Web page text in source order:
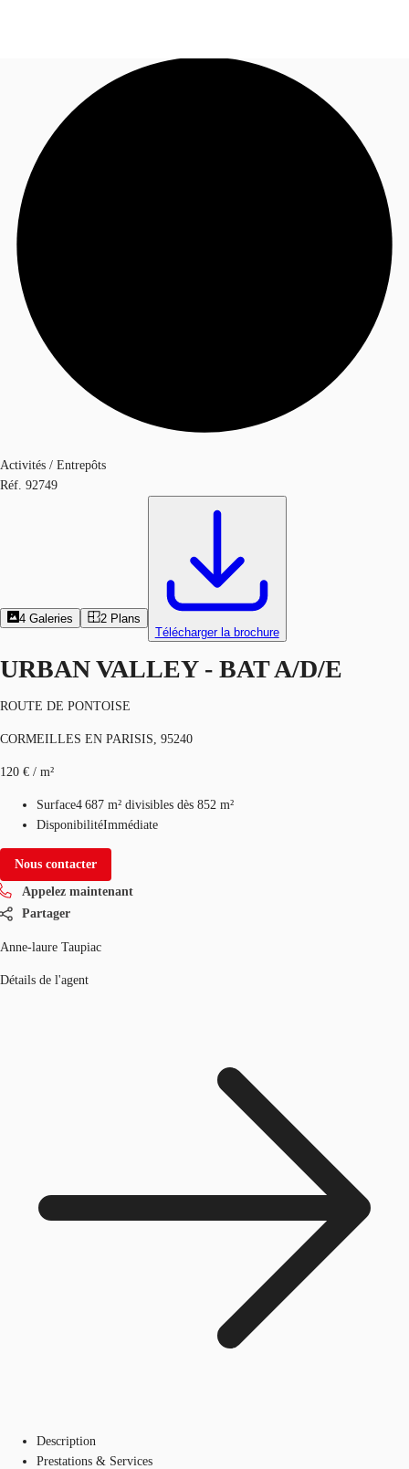
Blog
Données marchés
Appelez maintenant
Activités / Entrepôts
Réf. 92749
4 Galeries 2 Plans
Télécharger la brochure
URBAN VALLEY - BAT A/D/E
ROUTE DE PONTOISE
CORMEILLES EN PARISIS, 95240
120 € / m²
Surface4 687 m² divisibles dès 852 m²
DisponibilitéImmédiate
Nous contacter
Appelez maintenant
Partager
Anne-laure Taupiac
Détails de l'agent
Description
Prestations & Services